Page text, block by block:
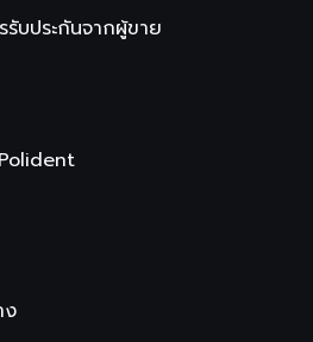
บประกันจากผู้ขาย
ง